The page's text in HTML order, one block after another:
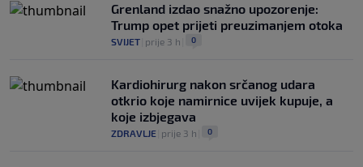
Grenland izdao snažno upozorenje:
Trump opet prijeti preuzimanjem otoka
SVIJET prije 3 h 0
Kardiohirurg nakon srčanog udara
otkrio koje namirnice uvijek kupuje, a
koje izbjegava
ZDRAVLJE prije 3 h 0